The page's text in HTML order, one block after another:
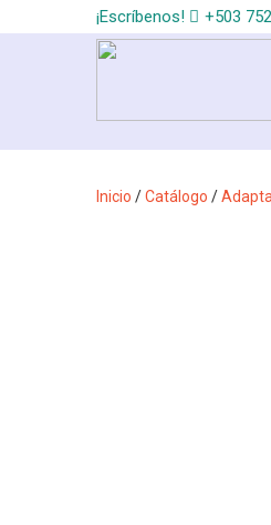
¡Escríbenos! +503
Inicio /Catálogo /